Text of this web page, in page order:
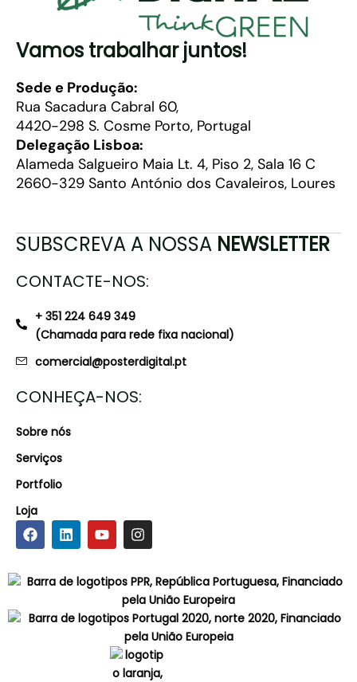
Vamos trabalhar juntos!
Sede e Produção:
Rua Sacadura Cabral 60,
4420-298 S. Cosme Porto, Portugal
Delegação Lisboa:
Alameda Salgueiro Maia Lt. 4, Piso 2, Sala 16 C
2660-329 Santo António dos Cavaleiros, Loures
SUBSCREVA A NOSSA NEWSLETTER
CONTACTE-NOS:
+ 351 224 649 349
(Chamada para rede fixa nacional)
comercial@posterdigital.pt
CONHEÇA-NOS:
Sobre nós
Serviços
Portfolio
Loja